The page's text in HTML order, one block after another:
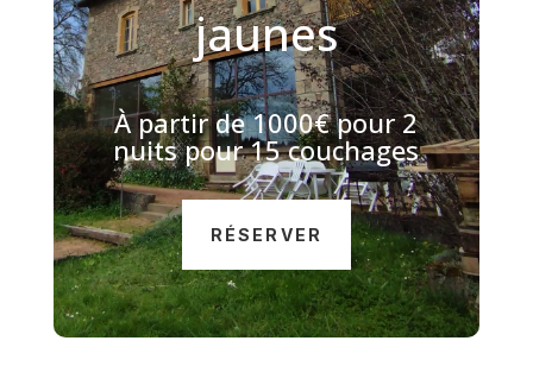
jaunes
Àpartir de 1000€ pour 2
nuits pour 15 couchages
RÉSERVER